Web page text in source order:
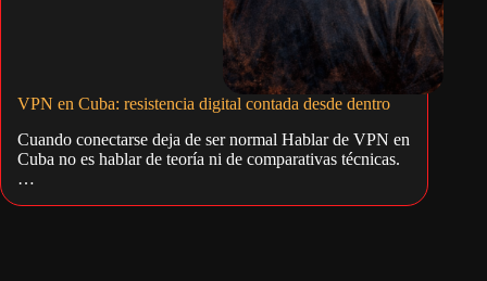
VPN en Cuba: resistencia digital contada desde dentro
Cuando conectarse deja de ser normal Hablar de VPN en
Cuba no es hablar de teoría ni de comparativas técnicas.
…